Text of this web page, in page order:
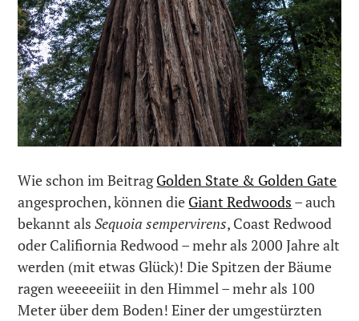
Wie schon im BeitragGolden State & Golden Gate
angesprochen, können die Giant Redwoods – auch
bekannt alsSequoia sempervirens, Coast Redwood
oder Califiornia Redwood – mehr als 2000 Jahre alt
werden (mit etwas Glück)! Die Spitzen der Bäume
ragen weeeeeiiit in den Himmel – mehr als 100
Meter über dem Boden! Einer der umgestürzten